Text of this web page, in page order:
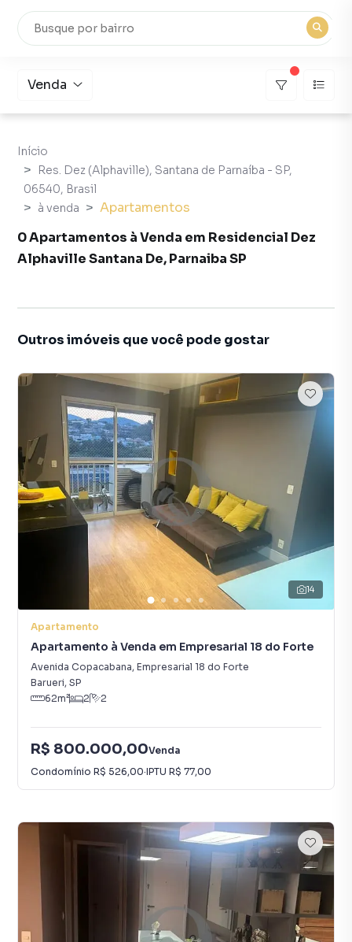
Venda
Início
Res. Dez (Alphaville), Santana de Parnaíba - SP,
06540, Brasil
à venda
Apartamentos
0 Apartamentos à Venda em Residencial Dez
Alphaville Santana De, Parnaiba SP
Outros imóveis que você pode gostar
14
Apartamento
Apartamento à Venda em Empresarial 18 do Forte
Avenida Copacabana, Empresarial 18 do Forte
Barueri, SP
62m² 2 2
R$ 800.000,00Venda
Condomínio R$ 526,00·IPTU R$ 77,00